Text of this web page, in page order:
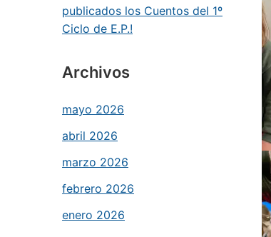
publicados los Cuentos del 1º
Ciclo de E.P.!
Archivos
mayo 2026
abril 2026
marzo 2026
febrero 2026
enero 2026